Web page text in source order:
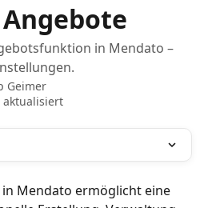
in Mendato –
Geimer
aktualisiert
Mendato ermöglicht eine